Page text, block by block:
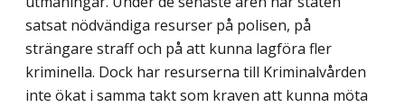
satsat nödvändiga resurser på polisen, på
strängare straff och på att kunna lagföra fler
kriminella. Dock har resurserna till Kriminalvården
inte ökat i samma takt som kraven att kunna möta